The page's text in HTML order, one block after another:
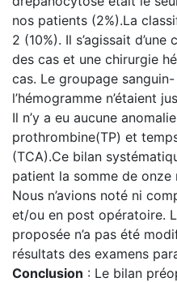
nos patients (2%).La
2 (10%). Il s’agissait
des cas et une chirurgie
cas. Le groupage
l’hémogramme n’étaient
Il n’y a eu aucune
prothrombine(TP) et
(TCA).Ce bilan
patient la somme de onze
Nous n’avions noté ni
et/ou en post opératoire.
proposée n’a pas été
résultats des examens
Conclusion : Le bilan